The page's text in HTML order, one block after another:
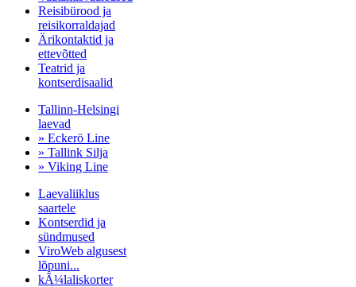
Reisibürood ja
reisikorraldajad
Ärikontaktid ja
ettevõtted
Teatrid ja
kontserdisaalid
Tallinn-Helsingi
laevad
» Eckerö Line
» Tallink Silja
» Viking Line
Laevaliiklus
saartele
Kontserdid ja
sündmused
ViroWeb algusest
lõpuni...
kÃ¼laliskorter